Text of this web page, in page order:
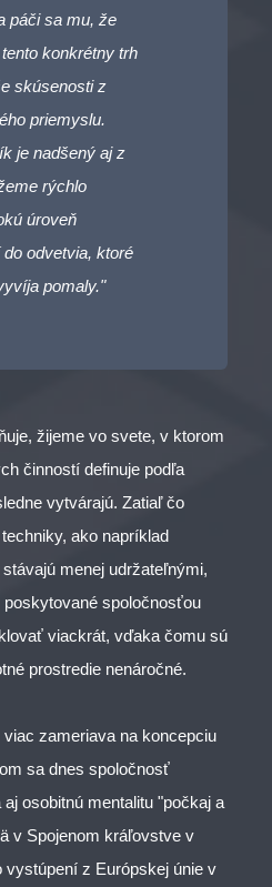
páči sa mu, že
konkrétny trh
skúsenosti z
priemyslu.
je nadšený aj z
rýchlo
úroveň
odvetvia, ktoré
pomaly."
žijeme vo svete, v ktorom
činností definuje podľa
vytvárajú. Zatiaľ čo
ako napríklad
menej udržateľnými,
spoločnosťou
viackrát, vďaka čomu sú
prostredie nenáročné.
zameriava na koncepciu
sa dnes spoločnosť
osobitnú mentalitu "počkaj a
v Spojenom kráľovstve v
z Európskej únie v